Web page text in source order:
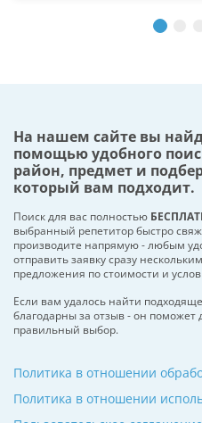
На нашем сайте вы
помощью удобного
район, предмет и
который вам подходит.
Поиск для вас полностью
выбранный репетитор быстро
производите напрямую - любым
отправить заявку сразу
предложения по стоимости и
Если вам удалось найти
благодарны за отзыв - он поможет
правильный выбор.
Политика в отношении
Политика в отношении